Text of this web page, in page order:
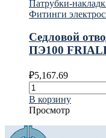
Патрубки-
Фитинги
Седловой
ПЭ100
₽5,167.69
В корзину
Просмотр